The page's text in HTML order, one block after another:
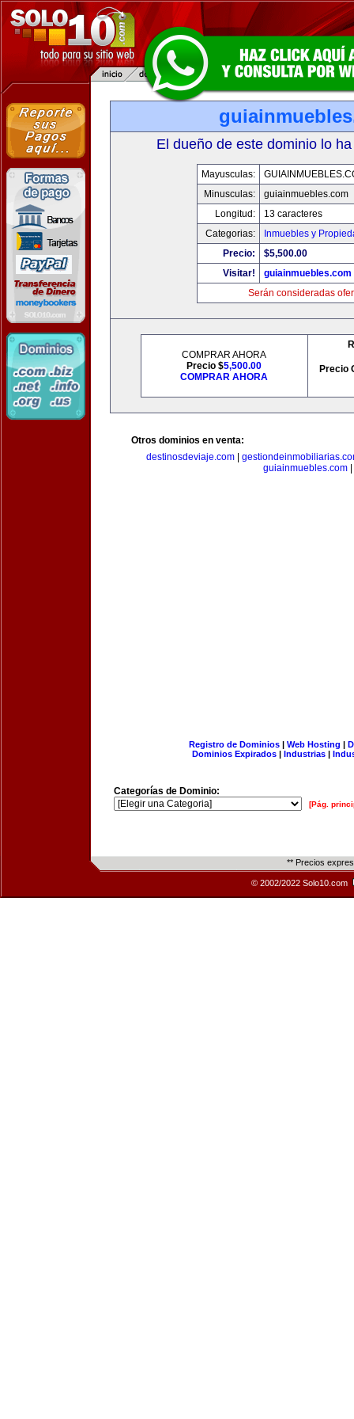
El dueño de este dominio lo
Mayusculas:
Minusculas:
guiainmuebles.com
Longitud:
13 caracteres
Categorias:
Inmuebles y
Precio:
$5,500.00
Visitar!
guiainmuebles.com
Serán consideradas
COMPRAR AHORA
Precio $5,500.00
COMPRAR AHORA
Precio
Otros dominios en venta:
destinosdeviaje.com|
guiainmuebles.com|
Registro de Dominios| Web Hosting |
Dominios Expirados | Industrias |
Categorías de Dominio:
[Pág.
** Precios
© 2002/2022 Solo10.com